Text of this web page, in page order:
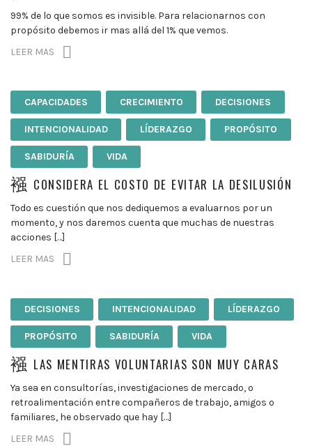
99% de lo que somos es invisible. Para relacionarnos con
propósito debemos ir mas allá del 1% que vemos.
LEER MAS
CAPACIDADES CRECIMIENTO DECISIONES
INTENCIONALIDAD LÍDERAZGO PROPÓSITO
SABIDURÍA VIDA
CONSIDERA EL COSTO DE EVITAR LA DESILUSIÓN
Todo es cuestión que nos dediquemos a evaluarnos por un
momento, y nos daremos cuenta que muchas de nuestras
acciones […]
LEER MAS
DECISIONES INTENCIONALIDAD LÍDERAZGO
PROPÓSITO SABIDURÍA VIDA
LAS MENTIRAS VOLUNTARIAS SON MUY CARAS
Ya sea en consultorías, investigaciones de mercado, o
retroalimentación entre compañeros de trabajo, amigos o
familiares, he observado que hay […]
LEER MAS